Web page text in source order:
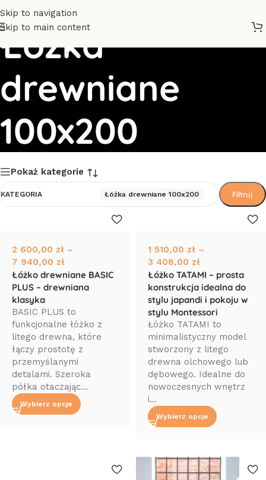
Skip to navigation
Skip to main content
Łóżka
drewniane
100x200
Pokaż kategorie
KATEGORIA Łóżka drewniane 100x200 Filtruj
2 600,00 zł –
7 940,00 zł
Łóżko drewniane BASIC
PLUS – drewniana
klasyka
BASIC PLUS to
funkcjonalne łóżko z
litego drewna, które
łączy prostotę z
przemyślanymi
detalami. Szeroka
półka otaczając...
Wybierz opcje
1 510,00 zł –
3 408,00 zł
Łóżko TATAMI – prosta
konstrukcja idealna do
stylu japandi i pokoju w
stylu Montessori
Łóżko TATAMI to
minimalistyczny model
stworzony z litego
drewna olchowego lub
dębowego. Idealne do
nowoczesnych wnętrz
i...
Wybierz opcje